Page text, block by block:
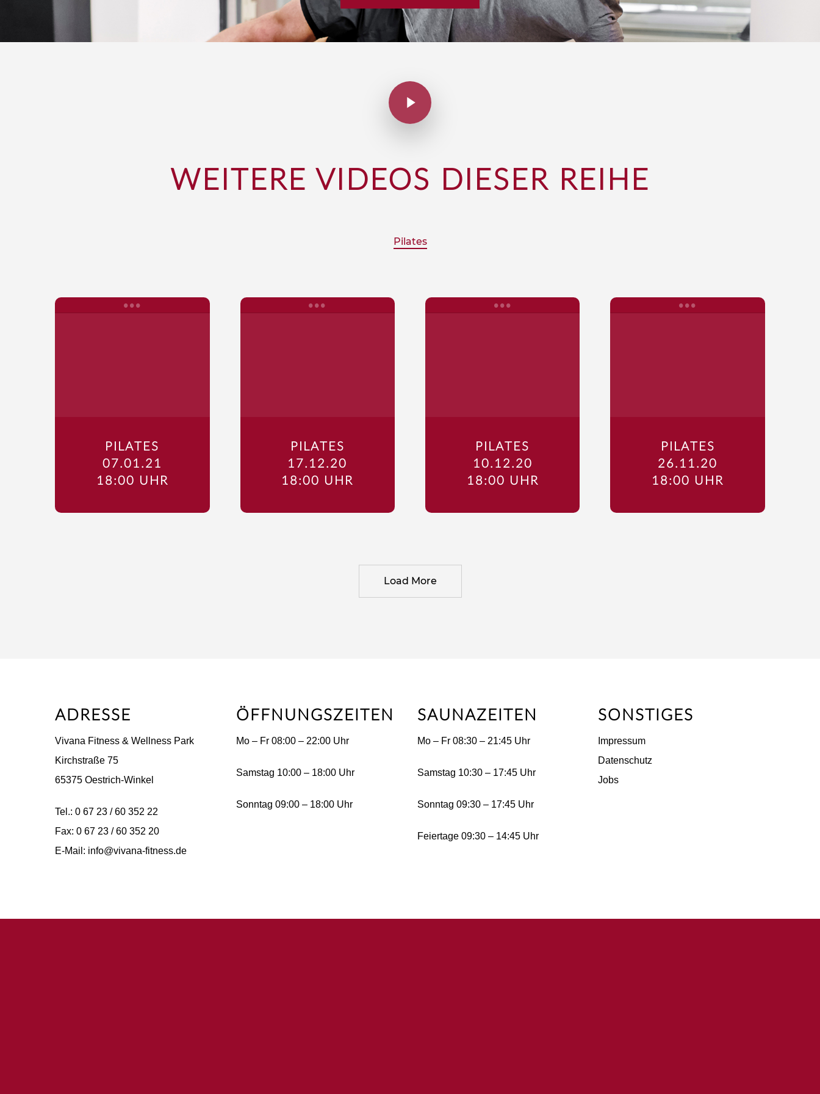
WEITERE VIDEOS DIESER REIHE
Pilates
PILATES
07.01.21
18:00 UHR
PILATES
17.12.20
18:00 UHR
PILATES
10.12.20
18:00 UHR
PILATES
26.11.20
18:00 UHR
Load More
ADRESSE
Vivana Fitness & Wellness Park
Kirchstraße 75
65375 Oestrich-Winkel
Tel.: 0 67 23 / 60 352 22
Fax: 0 67 23 / 60 352 20
E-Mail: info@vivana-fitness.de
ÖFFNUNGSZEITEN
Mo – Fr 08:00 – 22:00 Uhr
Samstag 10:00 – 18:00 Uhr
Sonntag 09:00 – 18:00 Uhr
SAUNAZEITEN
Mo – Fr 08:30 – 21:45 Uhr
Samstag 10:30 – 17:45 Uhr
Sonntag 09:30 – 17:45 Uhr
Feiertage 09:30 – 14:45 Uhr
SONSTIGES
Impressum
Datenschutz
Jobs